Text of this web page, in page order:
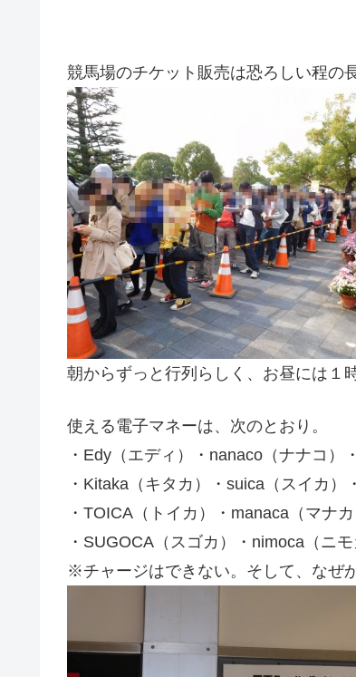
競馬場のチケット販売は恐ろしい程の
朝からずっと行列らしく、お昼には１
使える電子マネーは、次のとおり。
・Edy（エディ）・nanaco（ナナコ）
・Kitaka（キタカ）・suica（スイカ）
・TOICA（トイカ）・manaca（マナ
・SUGOCA（スゴカ）・nimoca（ニ
※チャージはできない。そして、なぜ